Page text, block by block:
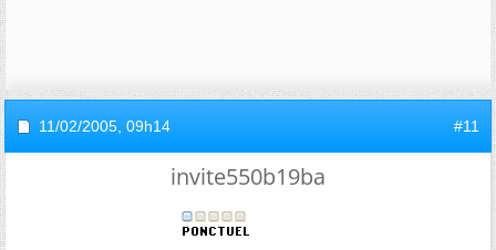
11/02/2005, 09h14 #11
invite550b19ba